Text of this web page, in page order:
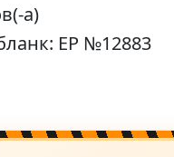
а)
ЕР №12883